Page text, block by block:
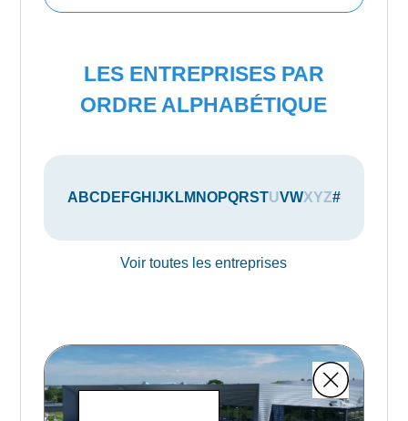
LES ENTREPRISES PAR
ORDRE ALPHABÉTIQUE
A BC D E FGH J KLM NOPQRSTUVWXYZ#
Voir toutes les entreprises